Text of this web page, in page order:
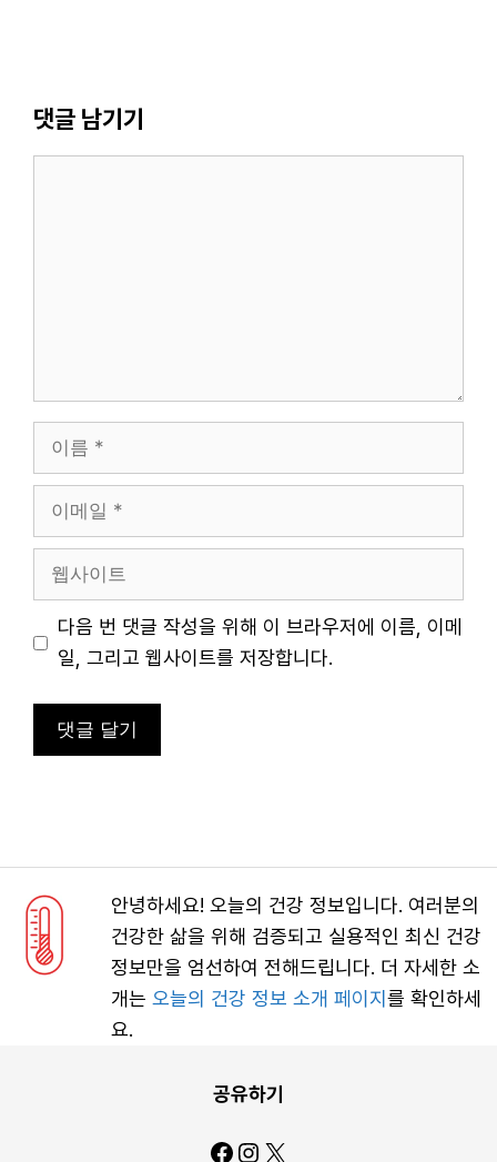
댓글 남기기
름
메
사
트
다음 번 댓글 작성을 위해 이 브라우저에 이름, 이메
일, 그리고 웹사이트를 저장합니다.
안녕하세요! 오늘의 건강 정보입니다. 여러분의
건강한 삶을 위해 검증되고 실용적인 최신 건강
정보만을 엄선하여 전해드립니다. 더 자세한 소
개는 오늘의 건강 정보 소개 페이지 를 확인하세
요.
공유하기
Facebook
Instagram
X